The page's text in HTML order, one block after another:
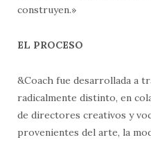
construyen.»
EL PROCESO
&Coach fue desarrollada a
radicalmente distinto, en
de directores creativos y
provenientes del arte, la